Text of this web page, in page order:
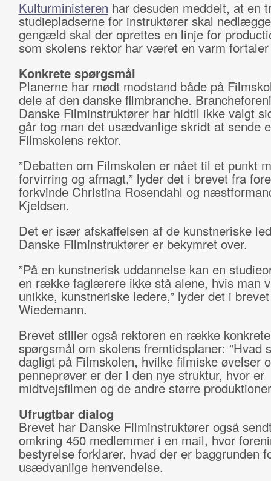
Kulturministeren har desuden meddelt, at en
studiepladserne for instruktører skal
gengæld skal der oprettes en linje for
som skolens rektor har været en varm
Konkrete spørgsmål
Planerne har mødt modstand både på
dele af den danske filmbranche.
Danske Filminstruktører har hidtil ikke valgt
går tog man det usædvanlige skridt at sende
Filmskolens rektor.
”Debatten om Filmskolen er nået til et punkt
forvirring og afmagt,” lyder det i brevet fra
forkvinde Christina Rosendahl og
Kjeldsen.
Det er især afskaffelsen af de kunstneriske
Danske Filminstruktører er bekymret over.
”På en kunstnerisk uddannelse kan en
en række faglærere ikke stå alene, hvis man
unikke, kunstneriske ledere,” lyder det i
Wiedemann.
Brevet stiller også rektoren en række konkrete
spørgsmål om skolens fremtidsplaner: ”Hvad
dagligt på Filmskolen, hvilke filmiske øvelser
penneprøver er der i den nye struktur, hvor er
midtvejsfilmen og de andre større
Ufrugtbar dialog
Brevet har Danske Filminstruktører også
omkring 450 medlemmer i en mail, hvor
bestyrelse forklarer, hvad der er baggrunden
usædvanlige henvendelse.